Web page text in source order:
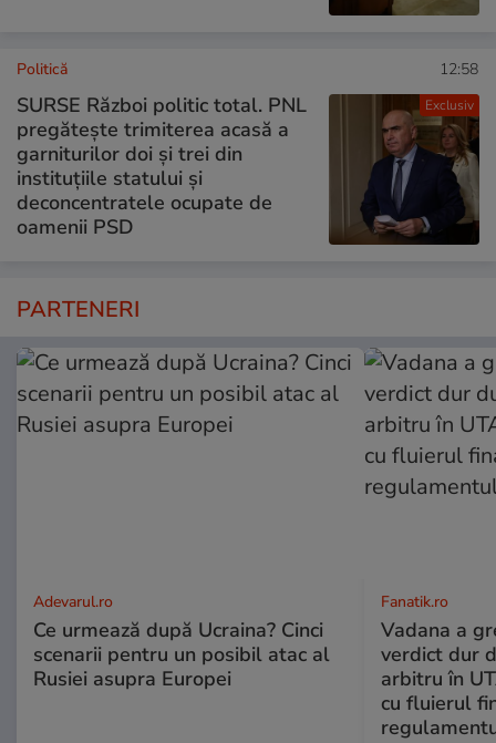
Exclusiv
Politică 12:58
SURSE Război politic total. PNL
pregătește trimiterea acasă a
garniturilor doi și trei din
instituțiile statului și
deconcentratele ocupate de
oamenii PSD
PARTENERI
Adevarul.ro
Ce urmează după Ucraina? Cinci
scenarii pentru un posibil atac al
Rusiei asupra Europei
Fanatik.ro
Vadana a
verdict dur
arbitru în
cu fluierul